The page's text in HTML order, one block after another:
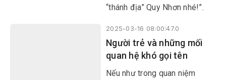
“thánh địa” Quy Nhơn nhé!”.
2025-03-16 08:00:47.0
Người trẻ và những mối
quan hệ khó gọi tên
Nếu như trong quan niệm